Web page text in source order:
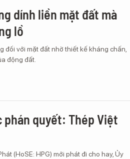
dính liền mặt đất mà
lồ
đối với mặt đất nhờ thiết kế kháng chấn,
động đất.
phán quyết: Thép Việt
(HoSE: HPG) mới phát đi cho hay, Ủy